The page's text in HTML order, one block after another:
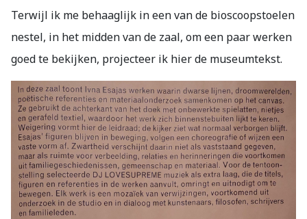
Terwijl ik me behaaglijk in een van de bioscoopstoelen
nestel, in het midden van de zaal, om een paar werken
goed te bekijken, projecteer ik hier de museumtekst.